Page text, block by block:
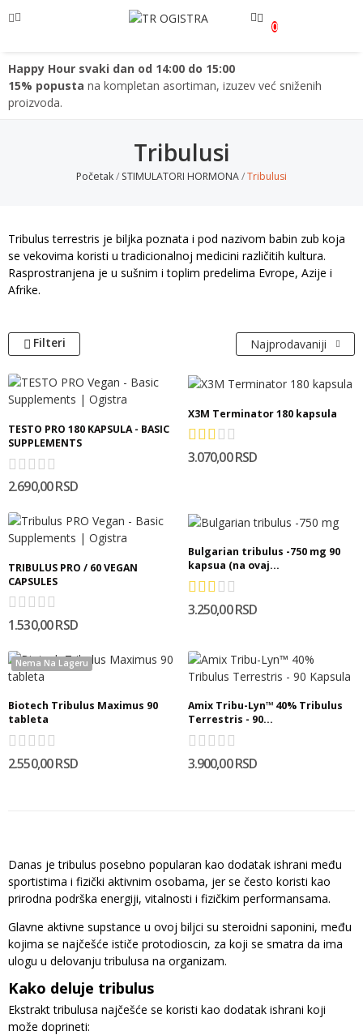
0
Happy Hour svaki dan od 14:00 do 15:00
15% popusta na kompletan asortiman, izuzev već sniženih
proizvoda.
Tribulusi
Početak STIMULATORI HORMONA Tribulusi
Tribulus terrestris je biljka poznata i pod nazivom babin zub koja
se vekovima koristi u tradicionalnoj medicini različitih kultura.
Rasprostranjena je u sušnim i toplim predelima Evrope, Azije i
Afrike.
Filteri Najprodavaniji
TESTO PRO 180 KAPSULA - BASIC
SUPPLEMENTS
2.690,00 RSD
X3M Terminator 180 kapsula
3.070,00 RSD
TRIBULUS PRO / 60 VEGAN
CAPSULES
1.530,00 RSD
Bulgarian tribulus -750 mg 90
kapsua (na ovaj...
3.250,00 RSD
Nema Na Lageru
Biotech Tribulus Maximus 90
tableta
2.550,00 RSD
Amix Tribu-Lyn™ 40% Tribulus
Terrestris - 90...
3.900,00 RSD
Danas je tribulus posebno popularan kao dodatak ishrani među
sportistima i fizički aktivnim osobama, jer se često koristi kao
prirodna podrška energiji, vitalnosti i fizičkim performansama.
Glavne aktivne supstance u ovoj biljci su steroidni saponini, među
kojima se najčešće ističe protodioscin, za koji se smatra da ima
ulogu u delovanju tribulusa na organizam.
Kako deluje tribulus
Ekstrakt tribulusa najčešće se koristi kao dodatak ishrani koji
može doprineti: